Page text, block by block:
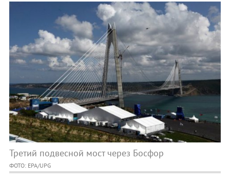
Третий подвесной мост через Босфор
ФОТО: EPA/UPG